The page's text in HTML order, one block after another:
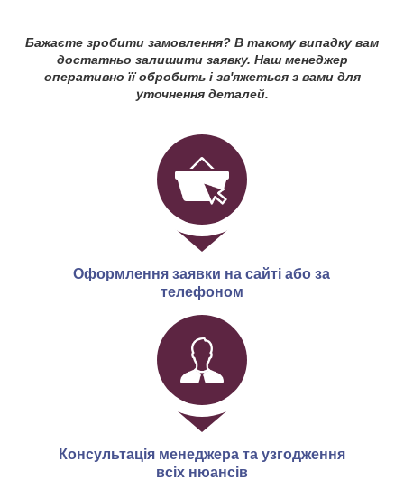
Бажаєте зробити замовлення? В такому випадку вам
достатньо залишити заявку. Наш менеджер
оперативно її обробить і зв'яжеться з вами для
уточнення деталей.
Оформлення заявки на сайті або за
телефоном
Консультація менеджера та узгодження
всіх нюансів